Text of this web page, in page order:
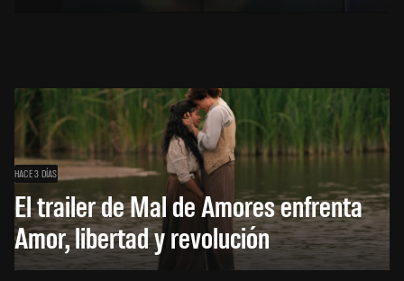
HACE 3 DÍAS
El trailer de Mal de Amores enfrenta
Amor, libertad y revolución